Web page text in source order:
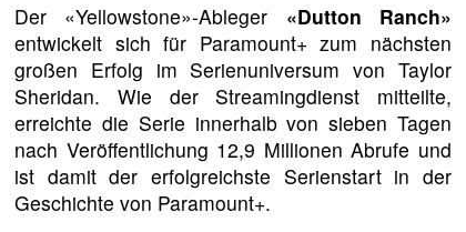
Der «Yellowstone»-Ableger «Dutton Ranch»
entwickelt sich für Paramount+ zum nächsten
großen Erfolg im Serienuniversum von Taylor
Sheridan. Wie der Streamingdienst mitteilte,
erreichte die Serie innerhalb von sieben Tagen
nach Veröffentlichung 12,9 Millionen Abrufe und
ist damit der erfolgreichste Serienstart in der
Geschichte von Paramount+.